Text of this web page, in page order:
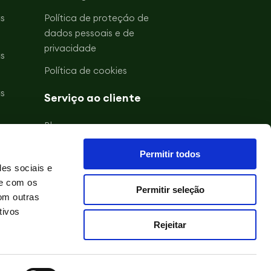
sociais e
com os
outras
Permitir todos
Permitir seleção
Rejeitar
Política de proteçáo de
dados pessoais e de
privacidade
Política de cookies
Serviço ao cliente
Blogue
Contacto